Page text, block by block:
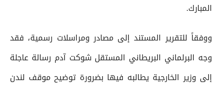
المبارك.
ووفقاً للتقرير المستند إلى مصادر ومراسلات رسمية، فقد
وجه البرلماني البريطاني المستقل شوكت آدم رسالة عاجلة
إلى وزير الخارجية يطالبه فيها بضرورة توضيح موقف لندن